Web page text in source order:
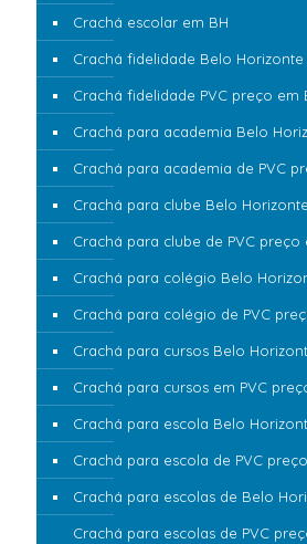
Crachá escolar em BH
Crachá fidelidade Belo Horizonte
Crachá fidelidade PVC preço em
Crachá para academia Belo
Crachá para academia de PVC
Crachá para clube Belo Horizonte
Crachá para clube de PVC preço
Crachá para colégio Belo
Crachá para colégio de PVC
Crachá para cursos Belo
Crachá para cursos em PVC
Crachá para escola Belo
Crachá para escola de PVC
Crachá para escolas de Belo
Crachá para escolas de PVC